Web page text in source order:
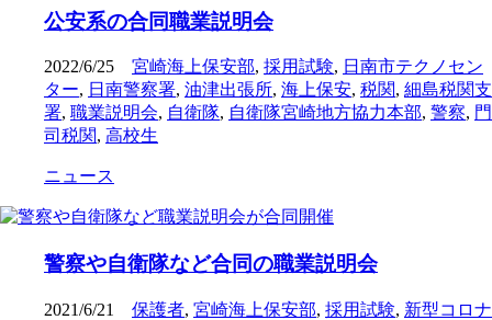
公安系の合同職業説明会
2022/6/25 宮崎海上保安部, 採用試験, 日南市テクノセン
ター, 日南警察署, 油津出張所, 海上保安, 税関, 細島税関支
署, 職業説明会, 自衛隊, 自衛隊宮崎地方協力本部, 警察, 門
司税関, 高校生
ニュース
警察や自衛隊など合同の職業説明会
2021/6/21 保護者, 宮崎海上保安部, 採用試験, 新型コロナ